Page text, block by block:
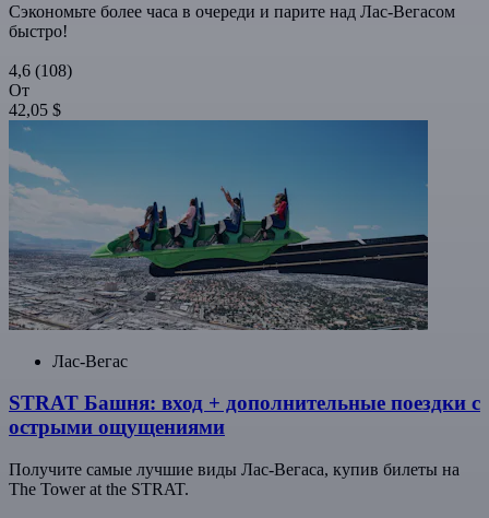
Сэкономьте более часа в очереди и парите над Лас-Вегасом
быстро!
4,6 (108)
От
42,05 $
Лас-Вегас
STRAT Башня: вход + дополнительные поездки с
острыми ощущениями
Получите самые лучшие виды Лас-Вегаса, купив билеты на
The Tower at the STRAT.